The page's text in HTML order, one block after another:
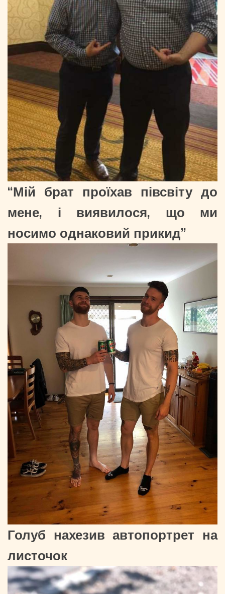
“Мій брат проїхав півсвіту до
мене, і виявилося, що ми
носимо однаковий прикид”
Голуб нахезив автопортрет на
листочок